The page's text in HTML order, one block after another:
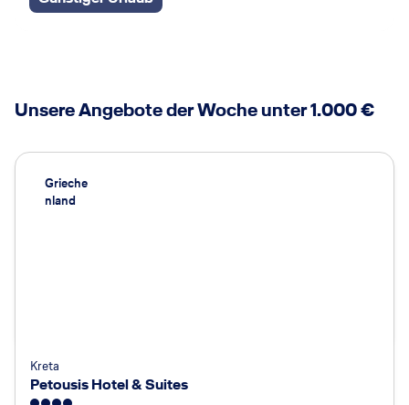
Unsere Angebote der Woche unter 1.000 €
Grieche
nland
Kreta
Petousis Hotel & Suites